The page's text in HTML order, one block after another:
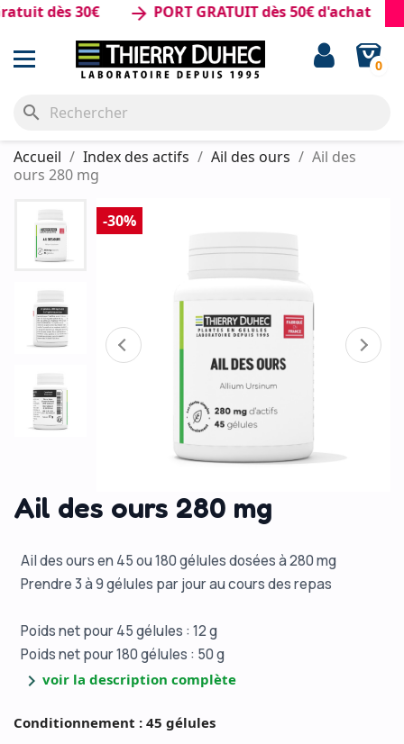
dès 30€ PORT GRATUIT dès 50€ d'achat
0
search
Accueil Index des actifs Ail des ours
Ail des
ours 280 mg
-30%
Ail des ours 280 mg
Ail des ours en 45 ou 180 gélules dosées à 280 mg
Prendre 3 à 9 gélules par jour au cours des repas
Poids net pour 45 gélules : 12 g
Poids net pour 180 gélules : 50 g
chevron_right voir la description complète
Conditionnement : 45 gélules